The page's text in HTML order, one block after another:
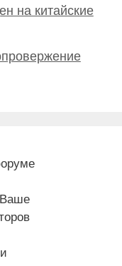
на китайские
Ваше